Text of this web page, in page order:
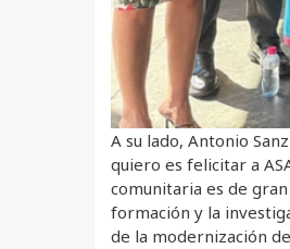
A su lado, Antonio
quiero es felicitar a
comunitaria es de
formación y la
de la modernización